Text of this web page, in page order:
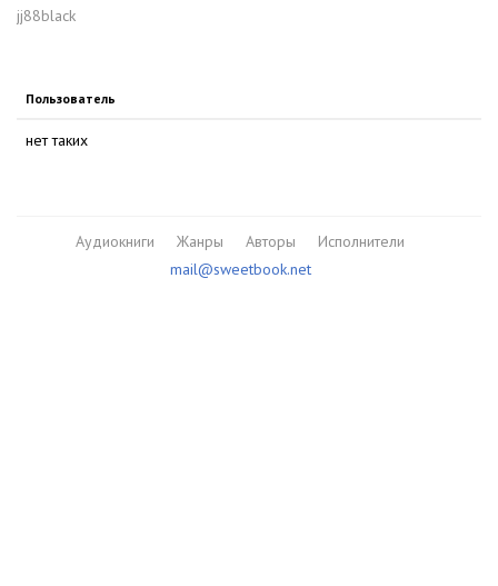
jj88black
Пользователь
нет таких
Аудиокниги Жанры Авторы
Исполнители
mail@sweetbook.net